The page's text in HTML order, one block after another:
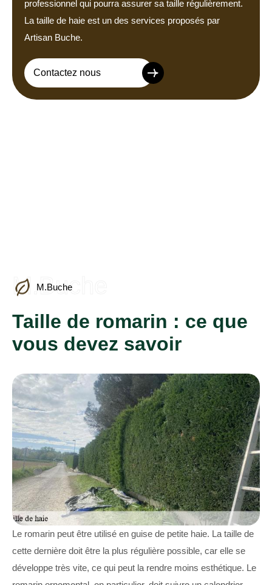
professionnel qui pourra assurer sa taille régulièrement.
La taille de haie est un des services proposés par
Artisan Buche.
Contactez nous
M.Buche
M.Buche
Taille de romarin : ce que
vous devez savoir
Le romarin peut être utilisé en guise de petite haie. La taille de
cette dernière doit être la plus régulière possible, car elle se
développe très vite, ce qui peut la rendre moins esthétique. Le